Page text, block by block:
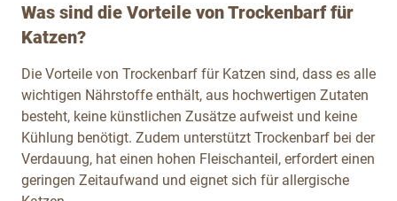
Was sind die Vorteile von Trockenbarf für
Katzen?
Die Vorteile von Trockenbarf für Katzen sind, dass es alle
wichtigen Nährstoffe enthält, aus hochwertigen Zutaten
besteht, keine künstlichen Zusätze aufweist und keine
Kühlung benötigt. Zudem unterstützt Trockenbarf bei der
Verdauung, hat einen hohen Fleischanteil, erfordert einen
geringen Zeitaufwand und eignet sich für allergische